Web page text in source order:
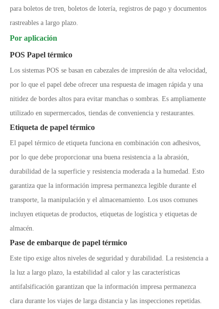
para boletos de tren, boletos de lotería, registros de pago y documentos
rastreables a largo plazo.
Por aplicación
POS Papel térmico
Los sistemas POS se basan en cabezales de impresión de alta velocidad,
por lo que el papel debe ofrecer una respuesta de imagen rápida y una
nitidez de bordes altos para evitar manchas o sombras. Es ampliamente
utilizado en supermercados, tiendas de conveniencia y restaurantes.
Etiqueta de papel térmico
El papel térmico de etiqueta funciona en combinación con adhesivos,
por lo que debe proporcionar una buena resistencia a la abrasión,
durabilidad de la superficie y resistencia moderada a la humedad. Esto
garantiza que la información impresa permanezca legible durante el
transporte, la manipulación y el almacenamiento. Los usos comunes
incluyen etiquetas de productos, etiquetas de logística y etiquetas de
almacén.
Pase de embarque de papel térmico
Este tipo exige altos niveles de seguridad y durabilidad. La resistencia a
la luz a largo plazo, la estabilidad al calor y las características
antifalsificación garantizan que la información impresa permanezca
clara durante los viajes de larga distancia y las inspecciones repetidas.